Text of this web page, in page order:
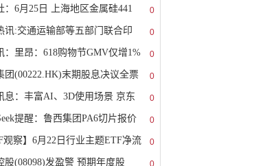
0
：6月25日 上海地区金属硅441
0
讯:交通运输部等五部门联合印
0
：里昂：618购物节GMV仅增1%
0
团(00222.HK)末期股息决议全票
0
息：丰富AI、3D使用场景 京东
0
提醒：鲁西集团PA6切片报价
0
观察】6月22日行业主题ETF净流
0
股(08098)发盈警 预期年度股